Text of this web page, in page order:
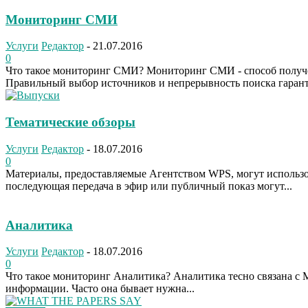
Мониторинг СМИ
Услуги Редактор - 21.07.2016
0
Что такое мониторинг СМИ? Мониторинг СМИ - способ
Правильный выбор источников и непрерывность поиска
Тематические обзоры
Услуги Редактор - 18.07.2016
0
Материалы, предоставляемые Агентством WPS, могут
последующая передача в эфир или публичный показ могут...
Аналитика
Услуги Редактор - 18.07.2016
0
Что такое мониторинг Аналитика? Аналитика тесно связана
информации. Часто она бывает нужна...